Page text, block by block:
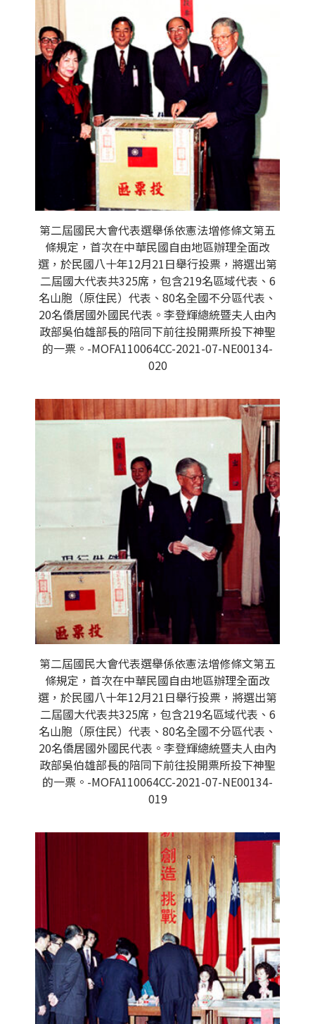
第二屆國民大會代表選舉係依憲法增修條文第五
條規定，首次在中華民國自由地區辦理全面改
選，於民國八十年12月21日舉行投票，將選出第
二屆國大代表共325席，包含219名區域代表、6
名山胞（原住民）代表、80名全國不分區代表、
20名僑居國外國民代表。李登輝總統暨夫人由內
政部吳伯雄部長的陪同下前往投開票所投下神聖
的一票。-MOFA110064CC-2021-07-NE00134-
020
第二屆國民大會代表選舉係依憲法增修條文第五
條規定，首次在中華民國自由地區辦理全面改
選，於民國八十年12月21日舉行投票，將選出第
二屆國大代表共325席，包含219名區域代表、6
名山胞（原住民）代表、80名全國不分區代表、
20名僑居國外國民代表。李登輝總統暨夫人由內
政部吳伯雄部長的陪同下前往投開票所投下神聖
的一票。-MOFA110064CC-2021-07-NE00134-
019